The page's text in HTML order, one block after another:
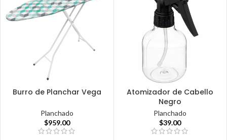
Burro de Planchar Vega
Planchado
$959.00
Atomizador de Cabello
Negro
Planchado
$39.00